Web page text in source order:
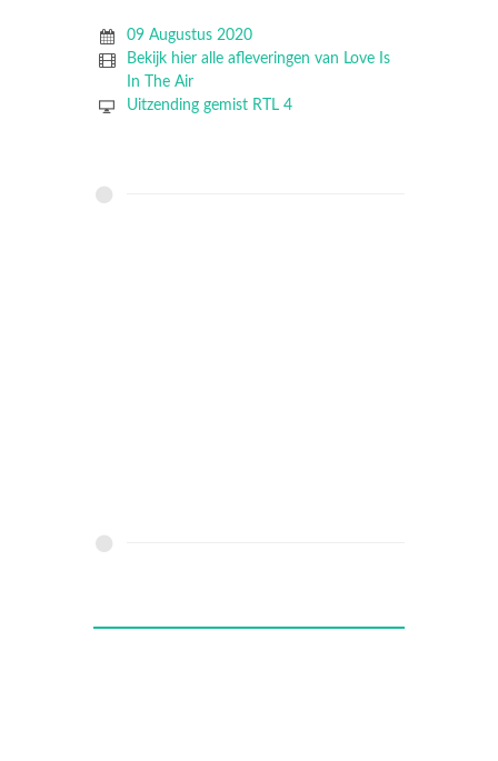
09 Augustus 2020
Bekijk hier alle afleveringen van Love Is
In The Air
Uitzending gemist RTL 4